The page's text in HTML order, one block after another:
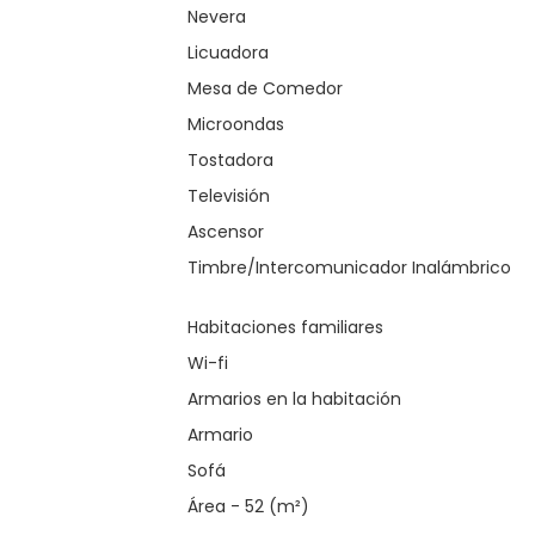
Nevera
Licuadora
Mesa de Comedor
Microondas
Tostadora
Televisión
Ascensor
Timbre/Intercomunicador Inalámbrico
Habitaciones familiares
Wi-fi
Armarios en la habitación
Armario
Sofá
Área - 52 (m²)